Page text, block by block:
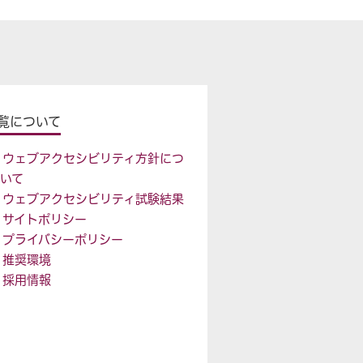
について
ウェブアクセシビリティ方針につ
いて
ウェブアクセシビリティ試験結果
サイトポリシー
プライバシーポリシー
推奨環境
採用情報